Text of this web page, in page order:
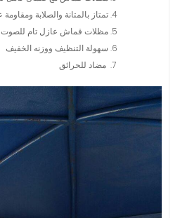
تمتاز بالمتانة والصلابة ومقاومة
مظلات قماش عازل تام للصوت
سهولة التنظيف ووزنه الخفيف
مضاد للحرائق